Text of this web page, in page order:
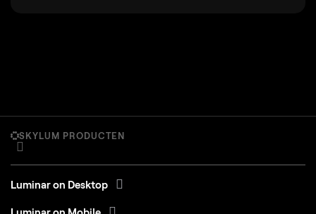
SKYLUM PRODUCTEN
Luminar on Desktop